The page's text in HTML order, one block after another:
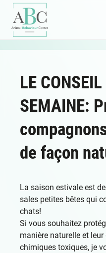
LE
SEMAINE:
de façon
La saison estivale est
sales petites bêtes qui
chats!
Si vous souhaitez
manière naturelle et
chimiques toxiques, je